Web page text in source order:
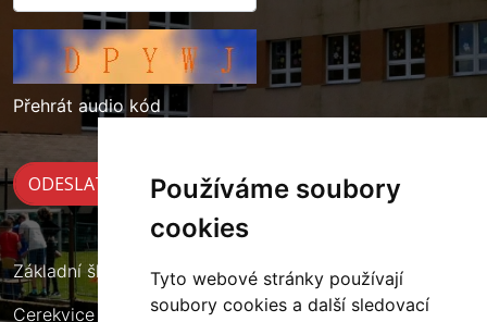
Používáme soubory
cookies
Tyto webové stránky používají
soubory cookies a další sledovací
Přehrát audio kód
Základní škola Cerekvice nad Loučnou
Cerekvice nad Loučnou 135